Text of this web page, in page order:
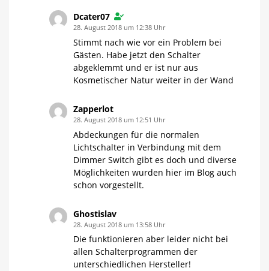
Dcater07
28. August 2018 um 12:38 Uhr
Stimmt nach wie vor ein Problem bei
Gästen. Habe jetzt den Schalter
abgeklemmt und er ist nur aus
Kosmetischer Natur weiter in der Wand
Zapperlot
28. August 2018 um 12:51 Uhr
Abdeckungen für die normalen
Lichtschalter in Verbindung mit dem
Dimmer Switch gibt es doch und diverse
Möglichkeiten wurden hier im Blog auch
schon vorgestellt.
Ghostislav
28. August 2018 um 13:58 Uhr
Die funktionieren aber leider nicht bei
allen Schalterprogrammen der
unterschiedlichen Hersteller!